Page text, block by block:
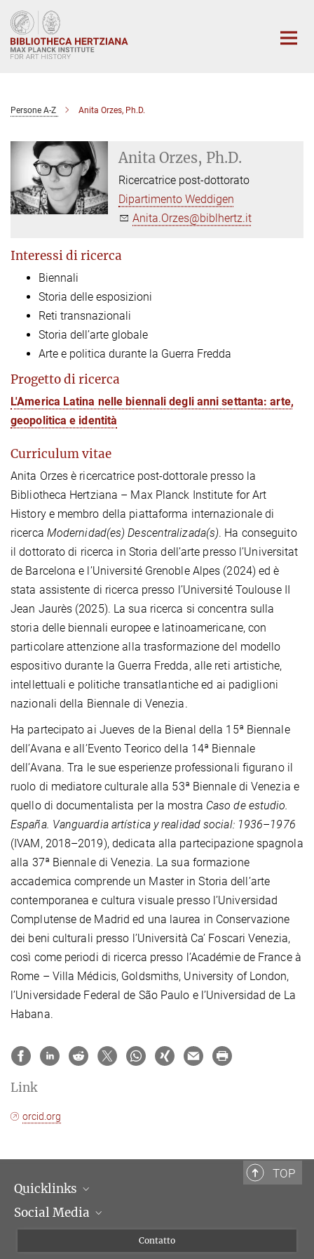
Main-
Content
Persone A-Z Anita Orzes, Ph.D.
Anita Orzes, Ph.D.
Ricercatrice post-dottorato
Dipartimento Weddigen
Anita.Orzes@biblhertz.it
Interessi di ricerca
Biennali
Storia delle esposizioni
Reti transnazionali
Storia dell’arte globale
Arte e politica durante la Guerra Fredda
Progetto di ricerca
L'America Latina nelle biennali degli anni settanta: arte,
geopolitica e identità
Curriculum vitae
Anita Orzes è ricercatrice post-dottorale presso la
Bibliotheca Hertziana – Max Planck Institute for Art
History e membro della piattaforma internazionale di
ricerca Modernidad(es) Descentralizada(s). Ha conseguito
il dottorato di ricerca in Storia dell’arte presso l’Universitat
de Barcelona e l’Université Grenoble Alpes (2024) ed è
stata assistente di ricerca presso l’Université Toulouse II
Jean Jaurès (2025). La sua ricerca si concentra sulla
storia delle biennali europee e latinoamericane, con
particolare attenzione alla trasformazione del modello
espositivo durante la Guerra Fredda, alle reti artistiche,
intellettuali e politiche transatlantiche ed ai padiglioni
nazionali della Biennale di Venezia.
Ha partecipato ai Jueves de la Bienal della 15ª Biennale
dell’Avana e all’Evento Teorico della 14ª Biennale
dell’Avana. Tra le sue esperienze professionali figurano il
ruolo di mediatore culturale alla 53ª Biennale di Venezia e
quello di documentalista per la mostra Caso de estudio.
España. Vanguardia artística y realidad social: 1936–1976
(IVAM, 2018–2019), dedicata alla partecipazione spagnola
alla 37ª Biennale di Venezia. La sua formazione
accademica comprende un Master in Storia dell’arte
contemporanea e cultura visuale presso l’Universidad
Complutense de Madrid ed una laurea in Conservazione
dei beni culturali presso l’Università Ca’ Foscari Venezia,
così come periodi di ricerca presso l’Académie de France à
Rome – Villa Médicis, Goldsmiths, University of London,
l’Universidade Federal de São Paulo e l’Universidad de La
Habana.
Link
orcid.org
TOP
Quicklinks
Dipartimenti di ricerca
Social Media
Contatto